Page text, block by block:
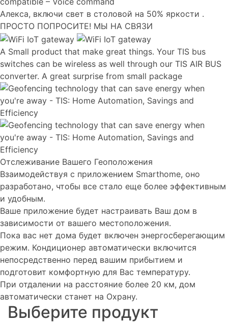
Алекса, включи свет в столовой на 50% яркости .
ПРОСТО ПОПРОСИТЕ! МЫ НА СВЯЗИ
A Small product that make great things. Your TIS bus
switches can be wireless as well through our TIS AIR BUS
converter. A great surprise from small package
Отслеживание Вашего Геоположения
Взаимодействуя с приложением Smarthome, оно
разработано, чтобы все стало еще более эффективным
и удобным.
Ваше приложение будет настраивать Ваш дом в
зависимости от вашего местоположения.
Пока вас нет дома будет включен энергосберегающим
режим. Кондиционер автоматически включится
непосредственно перед вашим прибытием и
подготовит комфортную для Вас температуру.
При отдалении на расстояние более 20 км, дом
автоматически станет на Охрану.
Выберите продукт